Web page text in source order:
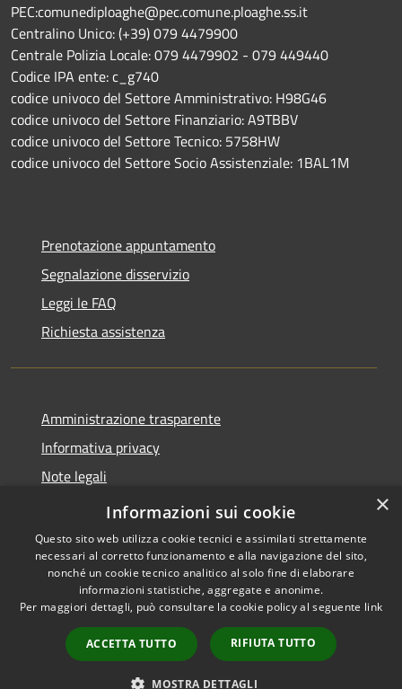
PEC:comunediploaghe@pec.comune.ploaghe.ss.it
Centralino Unico: (+39) 079 4479900
Centrale Polizia Locale: 079 4479902 - 079 449440
Codice IPA ente: c_g740
codice univoco del Settore Amministrativo: H98G46
codice univoco del Settore Finanziario: A9TBBV
codice univoco del Settore Tecnico: 5758HW
codice univoco del Settore Socio Assistenziale: 1BAL1M
Prenotazione appuntamento
Segnalazione disservizio
Leggi le FAQ
Richiesta assistenza
Amministrazione trasparente
Informativa privacy
Note legali
Dichiarazione di accessibilità
Accessibilità
Copyright © 2026 • Comune di
Ploaghe • Powered by
Municipium•
Accesso
redazione
×
Informazioni sui cookie
Questo sito web utilizza cookie tecnici e assimilati strettamente
necessari al corretto funzionamento e alla navigazione del sito,
nonché un cookie tecnico analitico al solo fine di elaborare
informazioni statistiche, aggregate e anonime.
Per maggiori dettagli, può consultare la cookie policy al seguente link
ACCETTA TUTTO RIFIUTA TUTTO
MOSTRA DETTAGLI